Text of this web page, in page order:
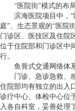
“医院街”模式的布
滨海医院项目中，“
庭”、生态景观的“医院
门诊区、医技区及住院
位于住院部和门诊区中
行。
鱼骨式交通网络体
门诊、急诊急救、感
住院部均有独立的出入
诊疗中心、体检中心位
入各自科室，妥善处理